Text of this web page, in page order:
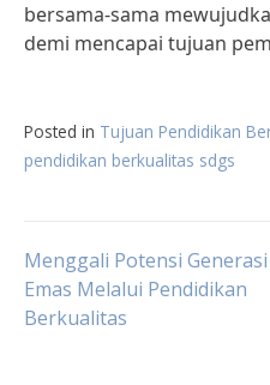
bersama-sama
demi mencapai tujuan
Posted in Tujuan Pendidikan
pendidikan berkualitas sdgs
Post
navigation
Menggali Potensi Generasi
Emas Melalui Pendidikan
Berkualitas